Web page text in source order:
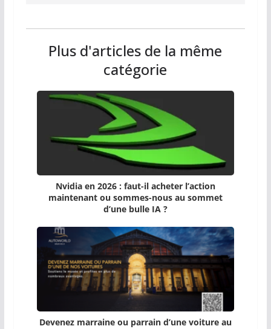
Plus d'articles de la même
catégorie
Nvidia en 2026 : faut-il acheter l’action
maintenant ou sommes-nous au sommet
d’une bulle IA ?
Devenez marraine ou parrain d’une voiture au